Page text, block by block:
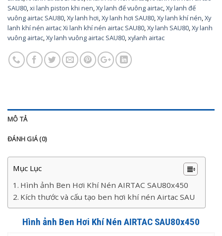
SAU80,xi lanh piston khi nen,Xy lanh đế vuông airtac,Xy lanh đế
vuông airtac SAU80,Xy lanh hơi,Xy lanh hơi SAU80,Xy lanh khí nén,Xy
lanh khí nén airtac Xi lanh khí nén airtac SAU80,Xy lanh SAU80,Xy lanh
vuông airtac,Xy lanh vuông airtac SAU80,xylanh airtac
MÔ TẢ
ĐÁNH GIÁ (0)
Mục Lục
Hình ảnh Ben Hơi Khí Nén AIRTAC SAU80x450
Kích thước và cấu tạo ben hơi khí nén Airtac SAU
Hình ảnh Ben Hơi Khí Nén AIRTAC SAU80x450